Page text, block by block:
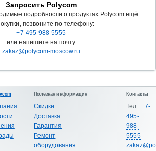
Запросить Polycom
подробности о продуктах Polycom ещё
позвоните по телефону:
+7-495-988-5555
или напишите на почту
zakaz@polycom-moscow.ru
Полезная информация
Скидки
Доставка
Гарантия
Ремонт
оборудования
Контакты
Тел.: +7-
495-
988-
5555